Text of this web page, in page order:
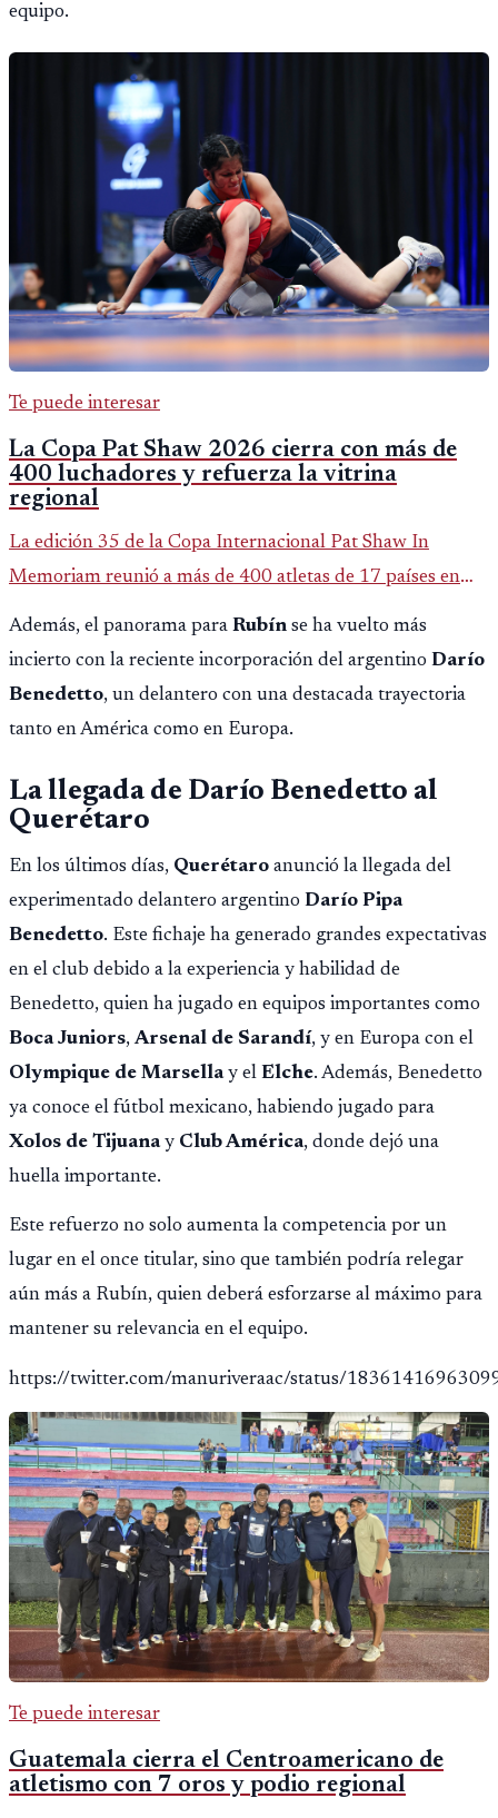
equipo.
Te puede interesar
La Copa Pat Shaw 2026 cierra con más de
400 luchadores y refuerza la vitrina
regional
La edición 35 de la Copa Internacional Pat Shaw In
Memoriam reunió a más de 400 atletas de 17 países en
Guatemala y dejó una participación destacada de la
delegación nacional, según el balance oficial de CDAG.
Además, el panorama para Rubín se ha vuelto más
incierto con la reciente incorporación del argentino Darío
Benedetto, un delantero con una destacada trayectoria
tanto en América como en Europa.
La llegada de Darío Benedetto al
Querétaro
En los últimos días, Querétaro anunció la llegada del
experimentado delantero argentino Darío Pipa
Benedetto. Este fichaje ha generado grandes expectativas
en el club debido a la experiencia y habilidad de
Benedetto, quien ha jugado en equipos importantes como
Boca Juniors,Arsenal de Sarandí, y en Europa con el
Olympique de Marsellay el Elche. Además, Benedetto
ya conoce el fútbol mexicano, habiendo jugado para
Xolos de Tijuanay Club América, donde dejó una
huella importante.
Este refuerzo no solo aumenta la competencia por un
lugar en el once titular, sino que también podría relegar
aún más a Rubín, quien deberá esforzarse al máximo para
mantener su relevancia en el equipo.
https://twitter.com/manuriveraac/status/
Te puede interesar
Guatemala cierra el Centroamericano de
atletismo con 7 oros y podio regional